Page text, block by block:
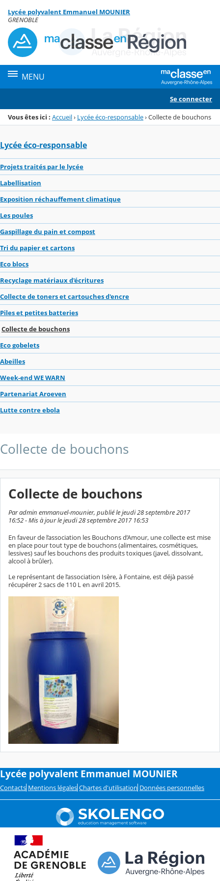
Menu de la rubrique
Contenu
Lycée polyvalent Emmanuel MOUNIER
GRENOBLE
MENU
Se connecter
Vous êtes ici : Accueil› Lycée éco-responsable›Collecte de bouchons
Lycée éco-responsable
Projets traités par le lycée
Labellisation
Exposition réchauffement climatique
Les poules
Gaspillage du pain et compost
Tri du papier et cartons
Eco blocs
Recyclage matériaux d'écritures
Collecte de toners et cartouches d'encre
Piles et petites batteries
Collecte de bouchons
Eco gobelets
Abeilles
Week-end WE WARN
Partenariat Aroeven
Lutte contre ebola
Collecte de bouchons
Collecte de bouchons
Par admin emmanuel-mounier, publié le jeudi 28 septembre 2017
16:52 - Mis à jour le jeudi 28 septembre 2017 16:53
En faveur de l’association les Bouchons d’Amour, une collecte est mise
en place pour tout type de bouchons (alimentaires, cosmétiques,
lessives) sauf les bouchons des produits toxiques (javel, dissolvant,
alcool à brûler).
Le représentant de l’association Isère, à Fontaine, est déjà passé
récupérer 2 sacs de 110 L en avril 2015.
Lycée polyvalent Emmanuel MOUNIER
Contacts Mentions légales Chartes d'utilisation Données personnelles